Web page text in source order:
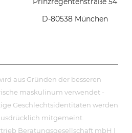
D-80538 München
aus Gründen der besseren
maskulinum verwendet -
Geschlechtsidentitäten werden
mitgemeint.
Beratungsgesellschaft mbH |